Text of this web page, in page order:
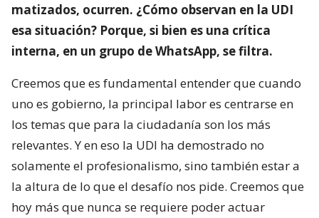
matizados, ocurren. ¿Cómo observan en la UDI
esa situación? Porque, si bien es una crítica
interna, en un grupo de WhatsApp, se filtra.
Creemos que es fundamental entender que cuando
uno es gobierno, la principal labor es centrarse en
los temas que para la ciudadanía son los más
relevantes. Y en eso la UDI ha demostrado no
solamente el profesionalismo, sino también estar a
la altura de lo que el desafío nos pide. Creemos que
hoy más que nunca se requiere poder actuar